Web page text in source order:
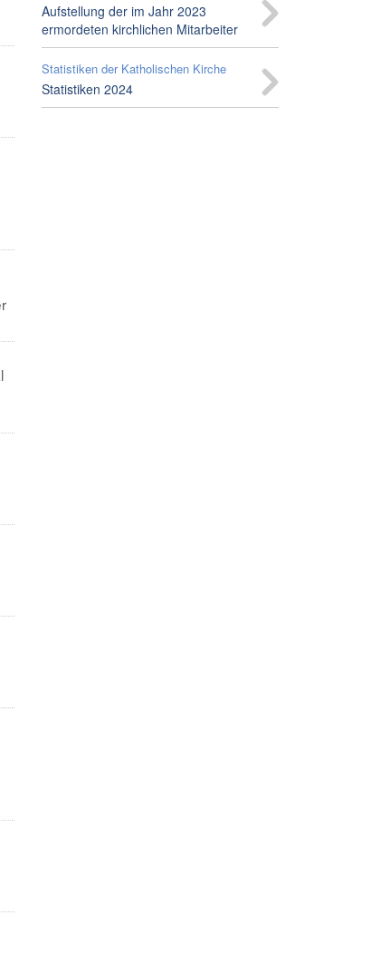
Aufstellung der im Jahr 2023
ermordeten kirchlichen Mitarbeiter
Statistiken der Katholischen Kirche
Statistiken 2024